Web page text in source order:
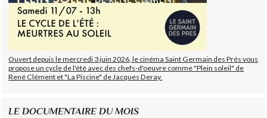
Ouvert depuis le mercredi 3 juin 2026, le cinéma Saint Germain des Prés vous
propose un cycle de l'été avec des chefs-d'oeuvre comme "Plein soleil" de
René Clément et "La Piscine" de Jacques Deray.
LE DOCUMENTAIRE DU MOIS